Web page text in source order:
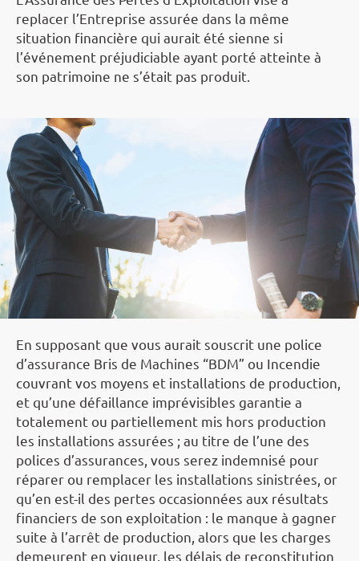
replacer l’Entreprise assurée dans la même
situation financière qui aurait été sienne si
l’événement préjudiciable ayant porté atteinte à
son patrimoine ne s’était pas produit.
En supposant que vous aurait souscrit une police
d’assurance Bris de Machines “BDM” ou Incendie
couvrant vos moyens et installations de production,
et qu’une défaillance imprévisibles garantie a
totalement ou partiellement mis hors production
les installations assurées ; au titre de l’une des
polices d’assurances, vous serez indemnisé pour
réparer ou remplacer les installations sinistrées, or
qu’en est-il des pertes occasionnées aux résultats
financiers de son exploitation : le manque à gagner
suite à l’arrêt de production, alors que les charges
demeurent en vigueur, les délais de reconstitution